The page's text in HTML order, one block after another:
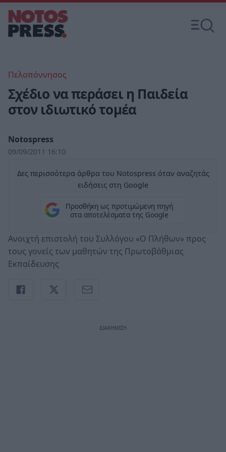
Πελοπόννησος
Σχέδιο να περάσει η Παιδεία
στον ιδιωτικό τομέα
Notospress
09/09/2011 16:10
Δες περισσότερα άρθρα του Notospress όταν αναζητάς
ειδήσεις στη Google
Προσθήκη ως προτιμώμενη πηγή
στα αποτελέσματα της Google
Ανοιχτή επιστολή του Συλλόγου «Ο Πλήθων» προς
τους γονείς των μαθητών της Πρωτοβάθμιας
Εκπαίδευσης